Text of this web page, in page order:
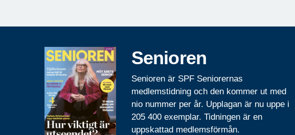
Senioren
Senioren är SPF Seniorernas
medlemstidning och den kommer ut med
nio nummer per år. Upplagan är nu uppe i
205 400 exemplar. Tidningen är en
uppskattad medlemsförmån.